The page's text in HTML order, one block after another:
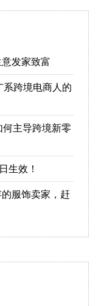
发家致富
系跨境电商人的
主导跨境新零
生效！
服饰卖家，赶